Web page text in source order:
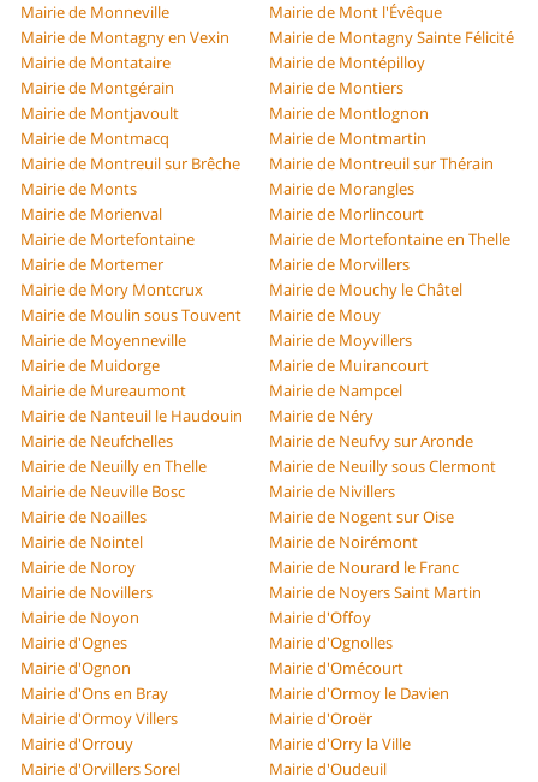
Mairie de Monneville
Mairie de Mont l'Évêque
Mairie de Montagny en Vexin
Mairie de Montagny Sainte Félicité
Mairie de Montataire
Mairie de Montépilloy
Mairie de Montgérain
Mairie de Montiers
Mairie de Montjavoult
Mairie de Montlognon
Mairie de Montmacq
Mairie de Montmartin
Mairie de Montreuil sur Brêche
Mairie de Montreuil sur Thérain
Mairie de Monts
Mairie de Morangles
Mairie de Morienval
Mairie de Morlincourt
Mairie de Mortefontaine
Mairie de Mortefontaine en Thelle
Mairie de Mortemer
Mairie de Morvillers
Mairie de Mory Montcrux
Mairie de Mouchy le Châtel
Mairie de Moulin sous Touvent
Mairie de Mouy
Mairie de Moyenneville
Mairie de Moyvillers
Mairie de Muidorge
Mairie de Muirancourt
Mairie de Mureaumont
Mairie de Nampcel
Mairie de Nanteuil le Haudouin
Mairie de Néry
Mairie de Neufchelles
Mairie de Neufvy sur Aronde
Mairie de Neuilly en Thelle
Mairie de Neuilly sous Clermont
Mairie de Neuville Bosc
Mairie de Nivillers
Mairie de Noailles
Mairie de Nogent sur Oise
Mairie de Nointel
Mairie de Noirémont
Mairie de Noroy
Mairie de Nourard le Franc
Mairie de Novillers
Mairie de Noyers Saint Martin
Mairie de Noyon
Mairie d'Offoy
Mairie d'Ognes
Mairie d'Ognolles
Mairie d'Ognon
Mairie d'Omécourt
Mairie d'Ons en Bray
Mairie d'Ormoy le Davien
Mairie d'Ormoy Villers
Mairie d'Oroër
Mairie d'Orrouy
Mairie d'Orry la Ville
Mairie d'Orvillers Sorel
Mairie d'Oudeuil